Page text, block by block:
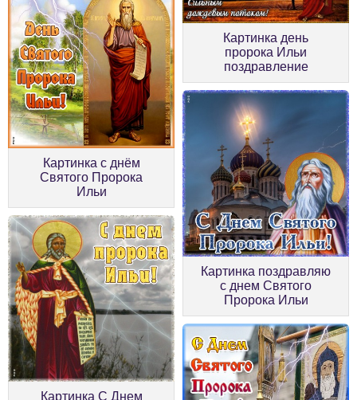
Картинка день
пророка Ильи
поздравление
Картинка с днём
Святого Пророка
Ильи
Картинка поздравляю
с днем Святого
Пророка Ильи
Картинка С Днем